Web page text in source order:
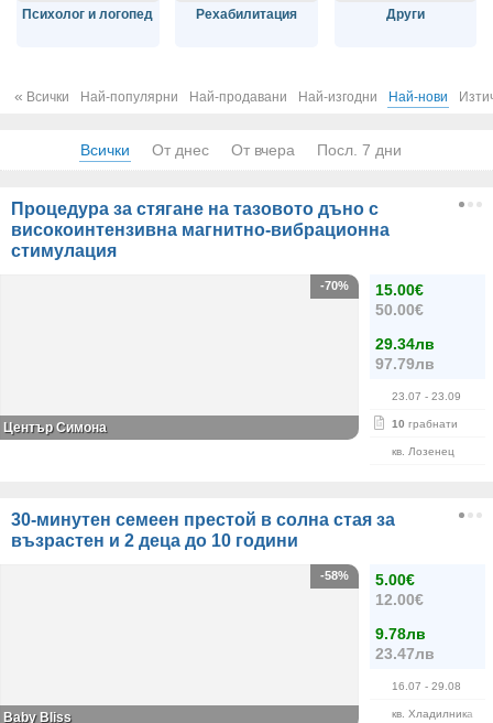
Психолог и логопед Рехабилитация Други
« Всички Най-популярни Най-продавани Най-изгодни Най-нови
Всички От днес От вчера Посл. 7 дни
Процедура за стягане на тазовото дъно с
високоинтензивна магнитно-вибрационна
стимулация
15.00€
50.00€
29.34лв
97.79лв
23.07 - 23.09
10 грабнати
кв. Лозенец
-70%
Център Симона
30-минутен семеен престой в солна стая за
възрастен и 2 деца до 10 години
5.00€
12.00€
9.78лв
23.47лв
16.07 - 29.08
кв. Хладилника
-58%
Baby Bliss